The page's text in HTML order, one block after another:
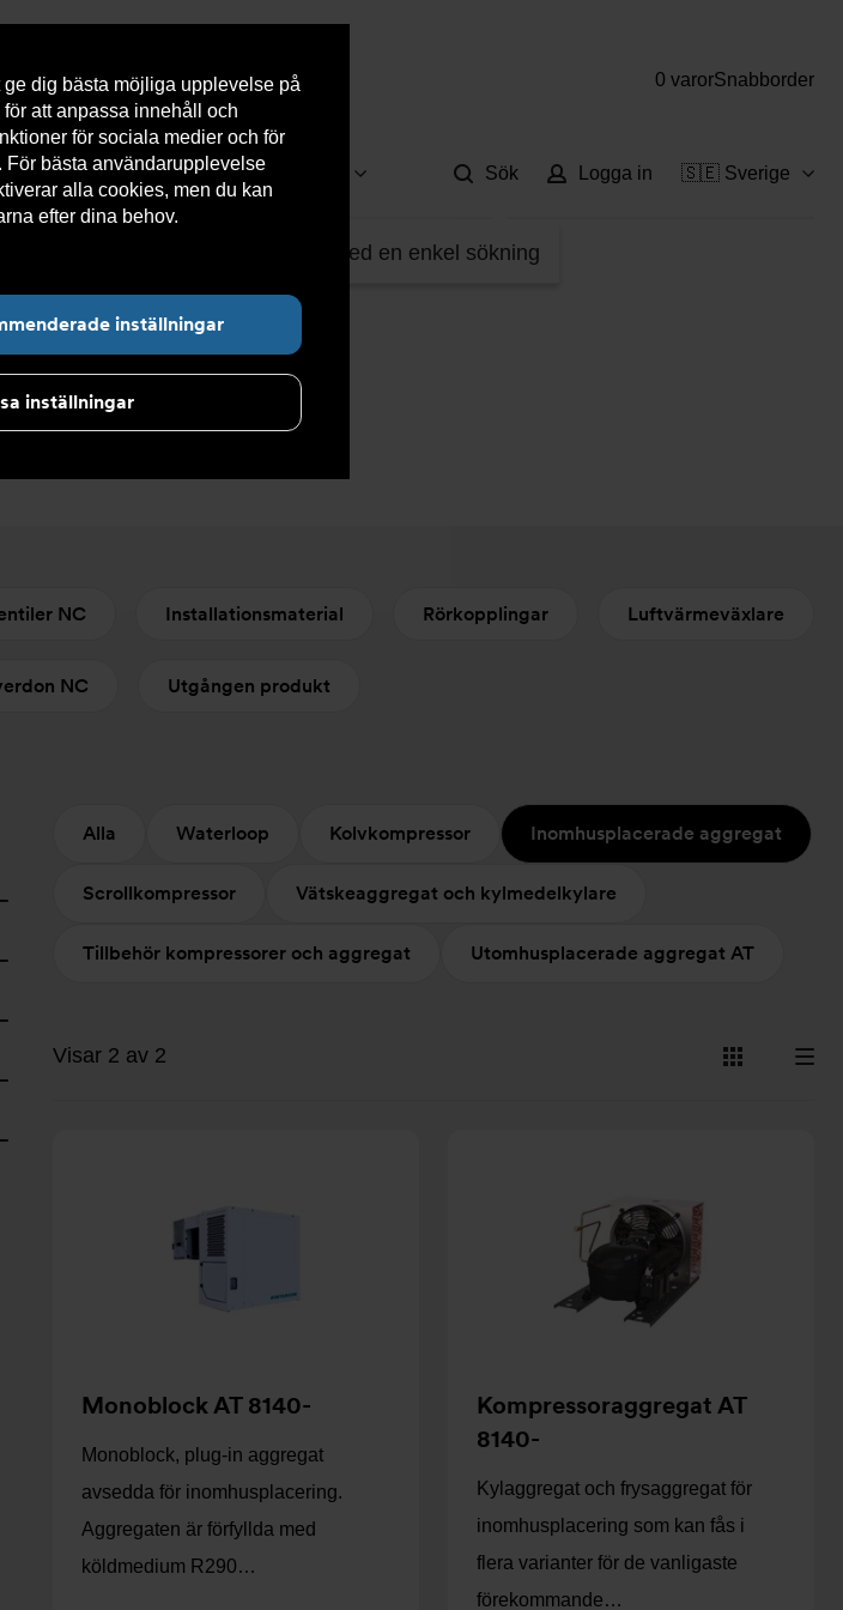
dig bästa möjliga upplevelse på
att anpassa innehåll och
för sociala medier och för
bästa användarupplevelse
alla cookies, men du kan
efter dina behov.
inställningar
inställningar
0 varorSnabborder
Kontakta oss Kundservice
Hitta det du letar efter med en enkel sökning
Sök Logga in 🇸🇪 Sverige
NC Installationsmaterial Rörkopplingar Luftvärmeväxlare
NC Utgången produkt
Alla Waterloop Kolvkompressor Inomhusplacerade aggregat
Scrollkompressor Vätskeaggregat och kylmedelkylare
Tillbehör kompressorer och aggregat Utomhusplacerade aggregat AT
Visar 2 av 2
Visa
Visa
Monoblock AT 8140-
Monoblock, plug-in aggregat
avsedda för inomhusplacering.
Aggregaten är förfyllda med
köldmedium R290…
Kompressoraggregat AT
8140-
Kylaggregat och frysaggregat för
inomhusplacering som kan fås i
flera varianter för de vanligaste
förekommande…